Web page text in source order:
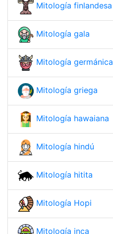
Mitología finlandesa
Mitología gala
Mitología germánica
Mitología griega
Mitología hawaiana
Mitología hindú
Mitología hitita
Mitología Hopi
Mitología inca